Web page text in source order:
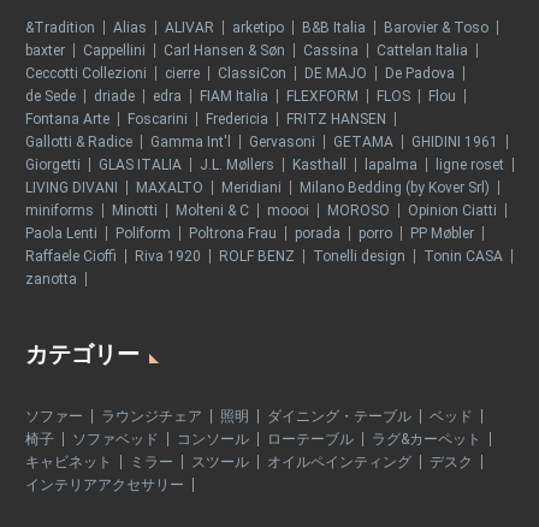
&Tradition Alias ALIVAR arketipo B&B Italia
Barovier & Toso
baxter
Cappellini Carl Hansen & Søn Cassina
Cattelan Italia
Ceccotti Collezioni
cierre ClassiCon DE MAJO
De Padova
de Sede
driade edra FIAM Italia FLEXFORM FLOS
Flou
Fontana Arte
Foscarini Fredericia
FRITZ HANSEN
Gallotti & Radice
Gamma Int'l Gervasoni GETAMA
GHIDINI 1961
Giorgetti
GLAS ITALIA J.L. Møllers Kasthall lapalma
ligne roset
LIVING DIVANI
MAXALTO Meridiani
Milano Bedding (by Kover Srl)
miniforms
Minotti Molteni & C moooi MOROSO
Opinion Ciatti
Paola Lenti
Poliform Poltrona Frau porada porro
PP Møbler
Raffaele Cioffi
Riva 1920 ROLF BENZ Tonelli design
Tonin CASA
zanotta
カテゴリー
ソファー ラウンジチェア 照明 ダイニング・テーブル
ベッド
椅子
ソファベッド コンソール ローテーブル
ラグ&カーペット
キャビネット
ミラー スツール オイルペインティング
デスク
インテリアアクセサリー